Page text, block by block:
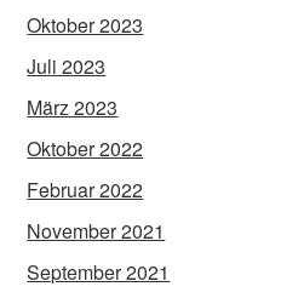
Oktober 2023
Juli 2023
März 2023
Oktober 2022
Februar 2022
November 2021
September 2021